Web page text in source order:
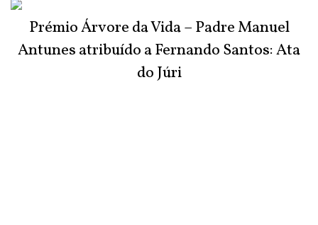
Prémio Árvore da Vida – Padre Manuel
Antunes atribuído a Fernando Santos: Ata
do Júri